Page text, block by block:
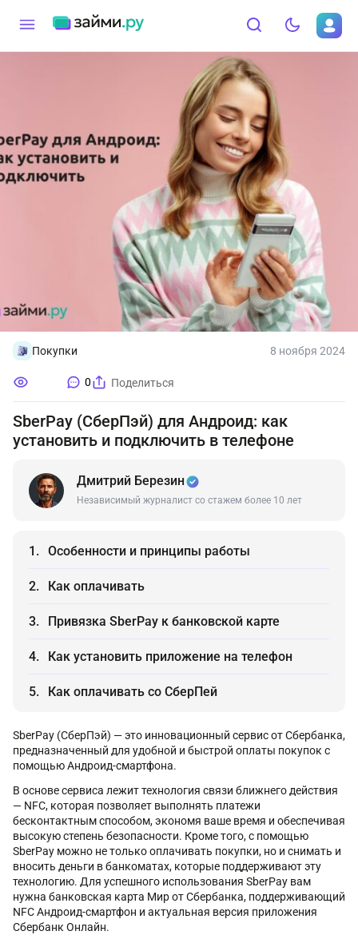
Покупки 8 ноября 2024
0 Поделиться
SberPay (СберПэй) для Андроид: как
установить и подключить в телефоне
Дмитрий Березин
Независимый журналист со стажем более 10 лет
Особенности и принципы работы
Как оплачивать
Привязка SberPay к банковской карте
Как установить приложение на телефон
Как оплачивать со СберПей
SberPay (СберПэй) — это инновационный сервис от Сбербанка,
предназначенный для удобной и быстрой оплаты покупок с
помощью Андроид-смартфона.
В основе сервиса лежит технология связи ближнего действия
— NFC, которая позволяет выполнять платежи
бесконтактным способом, экономя ваше время и обеспечивая
высокую степень безопасности. Кроме того, с помощью
SberPay можно не только оплачивать покупки, но и снимать и
вносить деньги в банкоматах, которые поддерживают эту
технологию. Для успешного использования SberPay вам
нужна банковская карта Мир от Сбербанка, поддерживающий
NFC Андроид-смартфон и актуальная версия приложения
Сбербанк Онлайн.